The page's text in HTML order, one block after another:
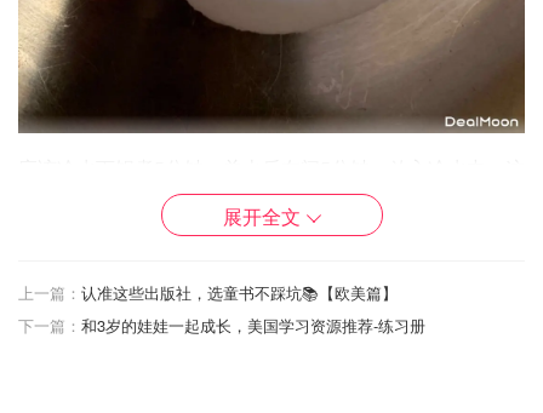
样煮出来的蛋黄芯才是正宗的鸡屎黄。
展开全文
上一篇： 认准这些出版社，选童书不踩坑📚【欧美篇】
下一篇： 和3岁的娃娃一起成长，美国学习资源推荐-练习册